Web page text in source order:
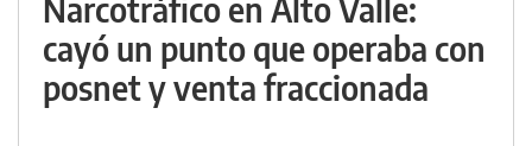
Narcotráfico en Alto Valle:
cayó un punto que operaba con
posnet y venta fraccionada